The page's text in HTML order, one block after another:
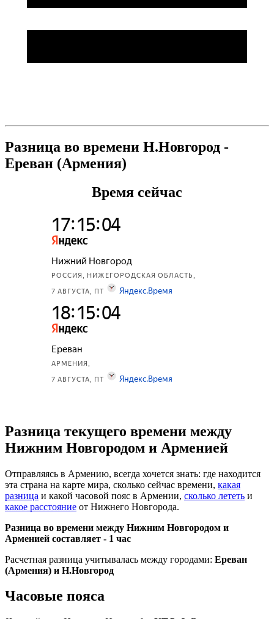
Разница во времени Н.Новгород -
Ереван (Армения)
Время сейчас
Разница текущего времени между
Нижним Новгородом и Арменией
Отправляясь в Армению, всегда хочется знать: где находится
эта страна на карте мира, сколько сейчас времени, какая
разница и какой часовой пояс в Армении, сколько лететь и
какое расстояние от Нижнего Новгорода.
Разница во времени между Нижним Новгородом и
Арменией составляет - 1 час
Расчетная разница учитывалась между городами: Ереван
(Армения) и Н.Новгород
Часовые пояса